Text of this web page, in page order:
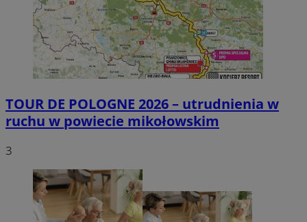
TOUR DE POLOGNE 2026 – utrudnienia w
ruchu w powiecie mikołowskim
3